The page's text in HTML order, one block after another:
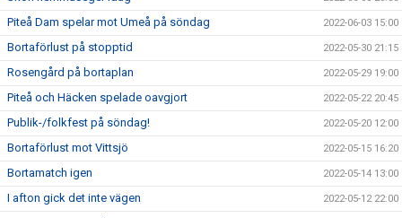
Piteå Dam spelar mot Umeå på söndag 2022-06-03 15:00
Bortaförlust på stopptid 2022-05-30 21:15
Rosengård på bortaplan 2022-05-29 19:00
Piteå och Häcken spelade oavgjort 2022-05-22 20:45
Publik-/folkfest på söndag! 2022-05-20 12:00
Bortaförlust mot Vittsjö 2022-05-15 16:20
Bortamatch igen 2022-05-14 13:00
I afton gick det inte vägen 2022-05-12 22:00